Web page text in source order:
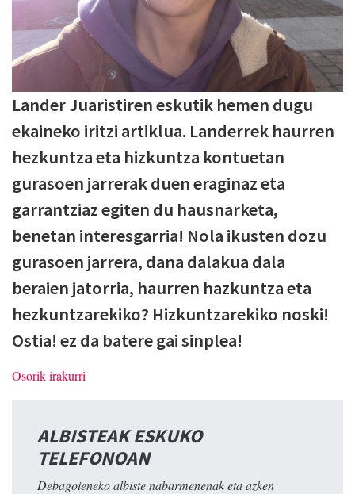
Lander Juaristiren eskutik hemen dugu
ekaineko iritzi artiklua. Landerrek haurren
hezkuntza eta hizkuntza kontuetan
gurasoen jarrerak duen eraginaz eta
garrantziaz egiten du hausnarketa,
benetan interesgarria! Nola ikusten dozu
gurasoen jarrera, dana dalakua dala
beraien jatorria, haurren hazkuntza eta
hezkuntzarekiko? Hizkuntzarekiko noski!
Ostia! ez da batere gai sinplea!
Osorik irakurri
ALBISTEAK ESKUKO
TELEFONOAN
Debagoieneko albiste nabarmenenak eta azken